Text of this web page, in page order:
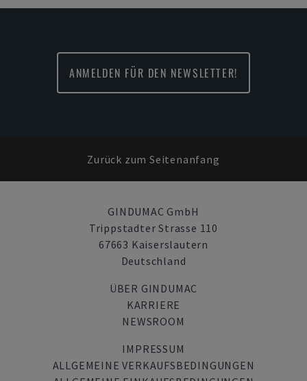
ANMELDEN FÜR DEN NEWSLETTER!
Zurück zum Seitenanfang
GINDUMAC GmbH
Trippstadter Strasse 110
67663 Kaiserslautern
Deutschland
ÜBER GINDUMAC
KARRIERE
NEWSROOM
IMPRESSUM
ALLGEMEINE VERKAUFSBEDINGUNGEN